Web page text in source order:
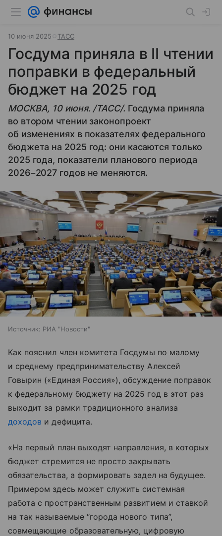
10 июня 2025 ТАСС
Госдума приняла в II чтении
поправки в федеральный
бюджет на 2025 год
МОСКВА, 10 июня. /ТАСС/. Госдума приняла
во втором чтении законопроект
об изменениях в показателях федерального
бюджета на 2025 год: они касаются только
2025 года, показатели планового периода
2026−2027 годов не меняются.
Источник: РИА "Новости"
Как пояснил член комитета Госдумы по малому
и среднему предпринимательству Алексей
Говырин («Единая Россия»), обсуждение поправок
к федеральному бюджету на 2025 год в этот раз
выходит за рамки традиционного анализа
доходов и дефицита.
«На первый план выходят направления, в которых
бюджет стремится не просто закрывать
обязательства, а формировать задел на будущее.
Примером здесь может служить системная
работа с пространственным развитием и ставкой
на так называемые “города нового типа”,
совмещающие образовательную, цифровую